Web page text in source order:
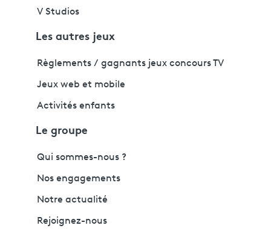
V Studios
Les autres jeux
Règlements / gagnants jeux concours TV
Jeux web et mobile
Activités enfants
Le groupe
Qui sommes-nous ?
Nos engagements
Notre actualité
Rejoignez-nous